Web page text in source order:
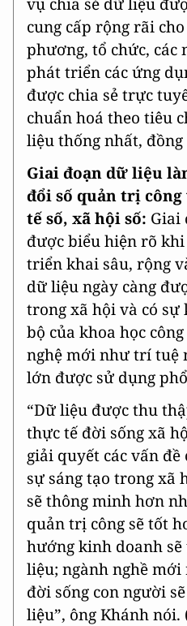
cung cấp rộng rãi
phương, tổ chức, các
phát triển các ứng
được chia sẻ trực
chuẩn hoá theo tiêu
liệu thống nhất, đồng
Giai đoạn dữ liệu
đổi số quản trị
tế số, xã hội số: Giai
được biểu hiện rõ
triển khai sâu, rộng
dữ liệu ngày càng
trong xã hội và có
bộ của khoa học
nghệ mới như trí tuệ
lớn được sử dụng
“Dữ liệu được thu
thực tế đời sống xã
giải quyết các vấn
sự sáng tạo trong xã
sẽ thông minh hơn
quản trị công sẽ tốt
hướng kinh doanh
liệu; ngành nghề
đời sống con người
liệu”, ông Khánh nói.